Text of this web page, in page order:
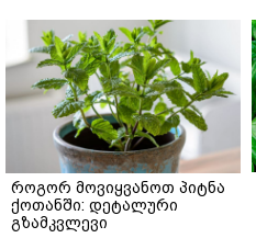
როგორ მოვიყვანოთ პიტნა
ქოთანში: დეტალური
გზამკვლევი